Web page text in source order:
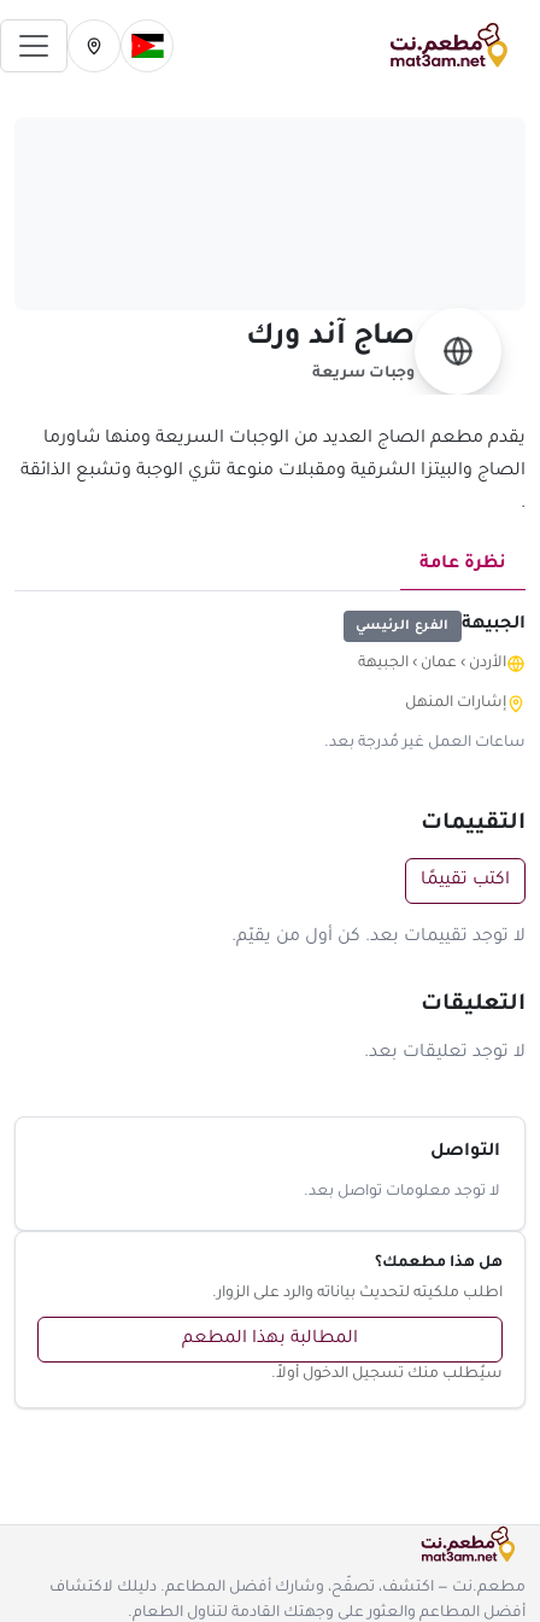
تغيير الدولة الحالية
تغيير المدينة
صاج آند ورك
وجبات سريعة
يقدم مطعم الصاج العديد من الوجبات السريعة ومنها شاورما
الصاج والبيتزا الشرقية ومقبلات منوعة تثري الوجبة وتشبع الذائقة
.
نظرة عامة
الجبيهة الفرع الرئيسي
الأردن › عمان › الجبيهة
إشارات المنهل
ساعات العمل غير مُدرجة بعد.
التقييمات
اكتب تقييمًا
لا توجد تقييمات بعد. كن أول من يقيّم.
التعليقات
لا توجد تعليقات بعد.
التواصل
لا توجد معلومات تواصل بعد.
هل هذا مطعمك؟
اطلب ملكيته لتحديث بياناته والرد على الزوار.
المطالبة بهذا المطعم
سيُطلب منك تسجيل الدخول أولاً.
مطعم.نت — اكتشف، تصفّح، وشارك أفضل المطاعم. دليلك لاكتشاف
أفضل المطاعم والعثور على وجهتك القادمة لتناول الطعام.